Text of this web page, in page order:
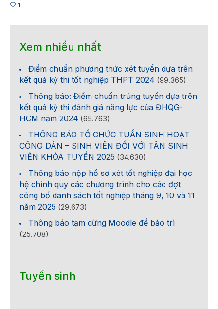
1
Xem nhiều nhất
Điểm chuẩn phương thức xét tuyển dựa trên
kết quả kỳ thi tốt nghiệp THPT 2024 (99.365)
Thông báo: Điểm chuẩn trúng tuyển dựa trên
kết quả kỳ thi đánh giá năng lực của ĐHQG-
HCM năm 2024 (65.763)
THÔNG BÁO TỔ CHỨC TUẦN SINH HOẠT
CÔNG DÂN – SINH VIÊN ĐỐI VỚI TÂN SINH
VIÊN KHÓA TUYỂN 2025 (34.630)
Thông báo nộp hồ sơ xét tốt nghiệp đại học
hệ chính quy các chương trình cho các đợt
công bố danh sách tốt nghiệp tháng 9, 10 và 11
năm 2025 (29.673)
Thông báo tạm dừng Moodle để bảo trì
(25.708)
Tuyển sinh